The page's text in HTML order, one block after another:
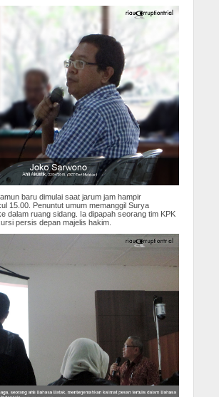
baru dimulai saat jarum jam hampir
15.00. Penuntut umum memanggil Surya
dalam ruang sidang. Ia dipapah seorang tim KPK
persis depan majelis hakim.